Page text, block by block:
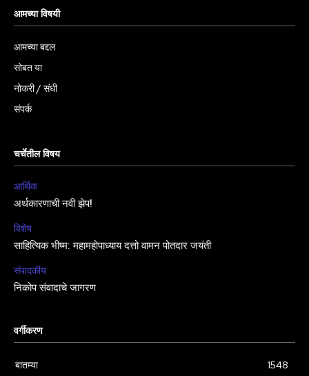
आमच्या विषयी
आमच्या बद्दल
सोबत या
नोकरी / संधी
संपर्क
चर्चेतील विषय
आर्थिक
अर्थकारणाची नवी झेप!
विशेष
साहित्यिक भीष्म: महामहोपाध्याय दत्तो वामन पोतदार जयंती
संपादकीय
निकोप संवादाचे जागरण
वर्गीकरण
बातम्या 1548